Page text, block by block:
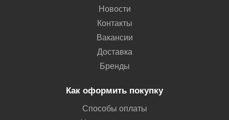
Новости
Контакты
Вакансии
Доставка
Бренды
Как оформить покупку
Способы оплаты